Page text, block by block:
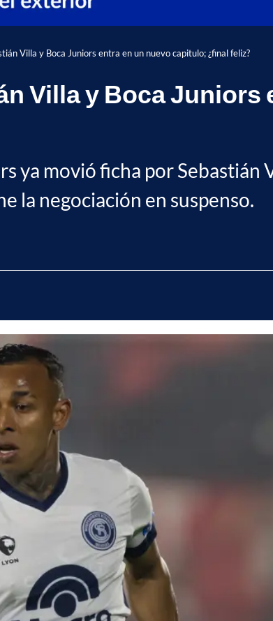
Villa y Boca Juniors entra en un nuevo capitulo; ¿final feliz?
Villa y Boca
ya movió ficha por Sebastián
la negociación en suspenso.